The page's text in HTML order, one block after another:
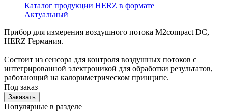
Каталог продукции HERZ в формате
Актуальный
Прибор для измерения воздушного потока M2compact DC,
HERZ Германия.
Состоит из сенсора для контроля воздушных потоков с
интегрированной электроникой для обработки результатов,
работающий на калориметрическом принципе.
Под заказ
Заказать
Популярные в разделе